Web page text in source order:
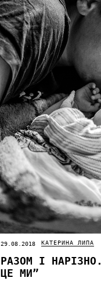
29.08.2018 КАТЕРИНА ЛИПА
РАЗОМ І
ЦЕ МИ”